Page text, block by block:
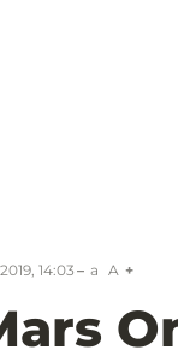
14:03 a A